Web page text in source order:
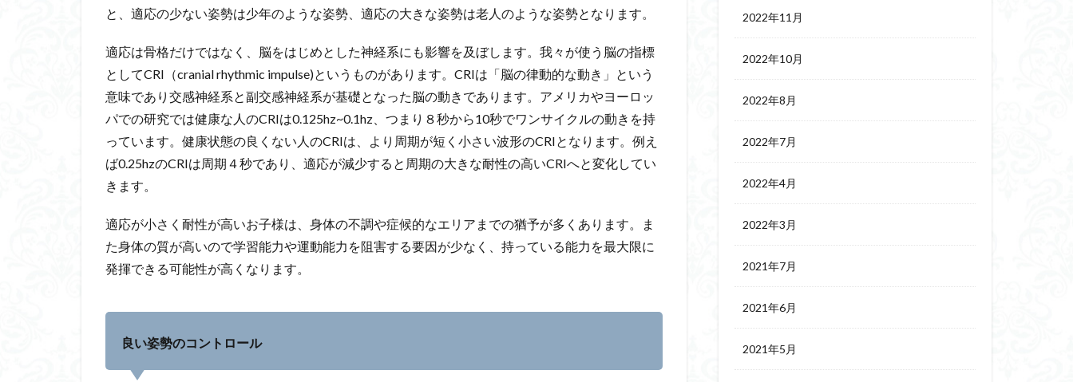
と、適応の少ない姿勢は少年のような姿勢、適応の大きな姿勢は老人のような姿勢となります。
適応は骨格だけではなく、脳をはじめとした神経系にも影響を及ぼします。我々が使う脳の指標
としてCRI（cranial rhythmic impulse)というものがあります。CRIは「脳の律動的な動き」という
意味であり交感神経系と副交感神経系が基礎となった脳の動きであります。アメリカやヨーロッ
パでの研究では健康な人のCRIは0.125hz~0.1hz、つまり８秒から10秒でワンサイクルの動きを持
っています。健康状態の良くない人のCRIは、より周期が短く小さい波形のCRIとなります。例え
ば0.25hzのCRIは周期４秒であり、適応が減少すると周期の大きな耐性の高いCRIへと変化してい
きます。
適応が小さく耐性が高いお子様は、身体の不調や症候的なエリアまでの猶予が多くあります。ま
た身体の質が高いので学習能力や運動能力を阻害する要因が少なく、持っている能力を最大限に
発揮できる可能性が高くなります。
良い姿勢のコントロール
2022年11月
2022年10月
2022年8月
2022年7月
2022年4月
2022年3月
2021年7月
2021年6月
2021年5月